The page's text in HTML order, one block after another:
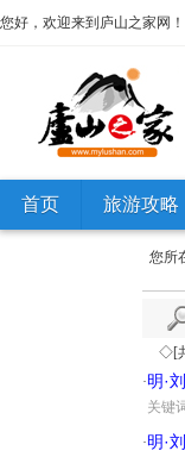
您好，欢迎来到庐山之家网！
首页 旅游攻略
您所
◇[
·明·
关键
·明·